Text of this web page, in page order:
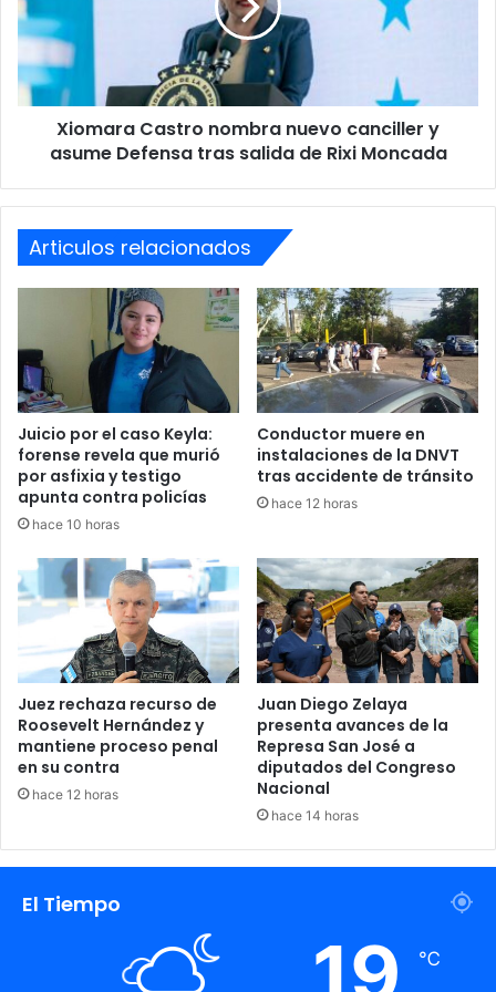
regreso al país.
Su captura
Ramón Matta Ballesterosfue capturado en 1988 y
trasladado a Estados Unidos, donde fue procesado por
delitos relacionados con el narcotráfico. Su nombre
la década de los ochenta, lo que lo convirtió en una figura
internacional.
Honduras Ramon Matta
canciller
y
asume
Defensa
tras
Xiomara Castro nombra nuevo canciller y
asume Defensa tras salida de Rixi Moncada
Articulos relacionados
Juicio por el caso Keyla:
forense revela que murió
por asfixia y testigo
apunta contra policías
hace 10 horas
Conductor muere en
instalaciones de la DNVT
tras accidente de tránsito
hace 12 horas
Juez rechaza recurso de
Roosevelt Hernández y
mantiene proceso penal
en su contra
hace 12 horas
Juan Diego Zelaya
presenta avances de la
Represa San José a
diputados del Congreso
Nacional
hace 14 horas
El Tiempo
℃